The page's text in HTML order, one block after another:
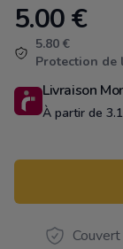
Product information
5.00€
5.80 €
Protection de
Livraison
À partir de